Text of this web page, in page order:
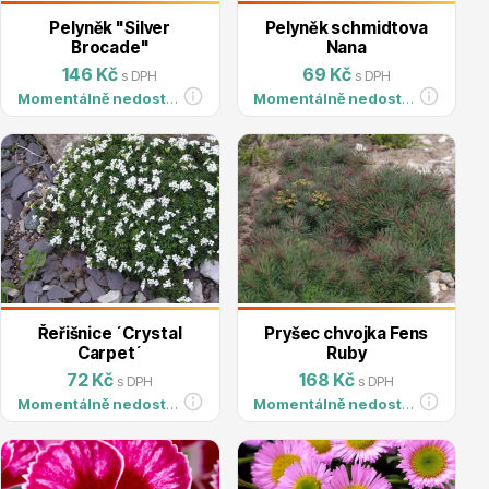
Hortenzie
Azalky a rododendrony
Růže KORDES
Pelyněk "Silver
Brocade"
146 Kč s DPH
Momentálně nedostupné
Pelyněk schmidtova
Nana
69 Kč s DPH
Momentálně nedostupné
Řeřišnice ´Crystal
Carpet´
72 Kč s DPH
Momentálně nedostupné
Pryšec chvojka Fens
Ruby
168 Kč s DPH
Momentálně nedostupné